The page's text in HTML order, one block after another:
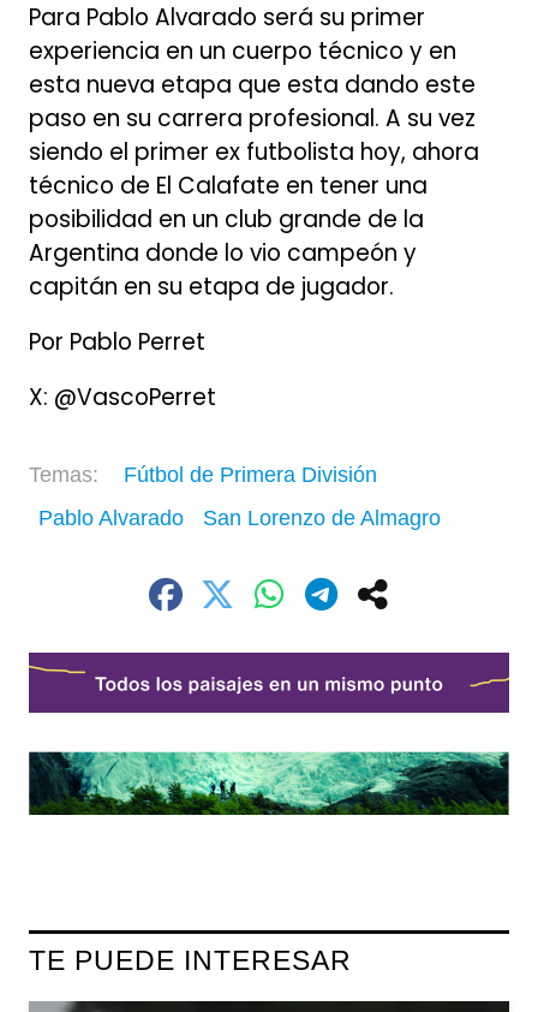
Para Pablo Alvarado será su primer
experiencia en un cuerpo técnico y en
esta nueva etapa que esta dando este
paso en su carrera profesional. A su vez
siendo el primer ex futbolista hoy, ahora
técnico de El Calafate en tener una
posibilidad en un club grande de la
Argentina donde lo vio campeón y
capitán en su etapa de jugador.
Por Pablo Perret
X: @VascoPerret
Fútbol de Primera División
Pablo Alvarado
San Lorenzo de Almagro
TE PUEDE INTERESAR